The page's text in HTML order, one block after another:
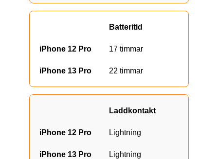
Batteritid
17 timmar
22 timmar
Laddkontakt
Lightning
Lightning